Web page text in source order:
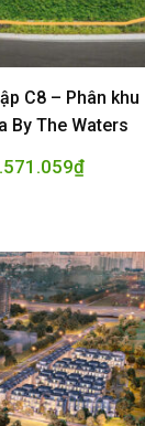
C8 – Phân khu
By The Waters
₫